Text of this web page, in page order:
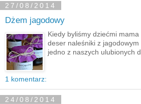
27/08/2014
Dżem jagodowy
Kiedy byliśmy dziećmi mama
deser naleśniki z jagodowym
jedno z naszych ulubionych
1 komentarz:
24/08/2014